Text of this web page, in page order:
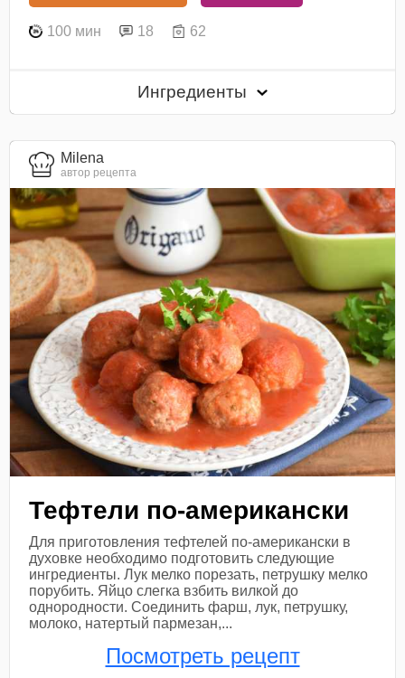
100 мин 18 62
Ингредиенты
Milena
автор рецепта
Тефтели по-американски
Для приготовления тефтелей по-американски в
духовке необходимо подготовить следующие
ингредиенты. Лук мелко порезать, петрушку мелко
порубить. Яйцо слегка взбить вилкой до
однородности. Соединить фарш, лук, петрушку,
молоко, натертый пармезан,...
Посмотреть рецепт